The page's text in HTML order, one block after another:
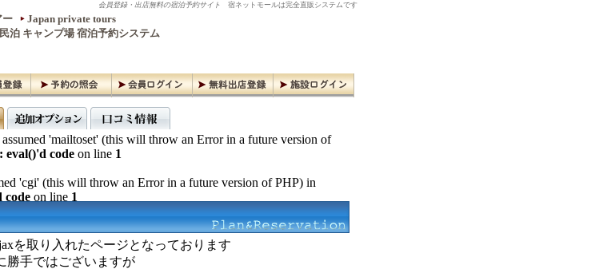
会員登録・出店無料の宿泊予約サイト 宿ネットモールは完全直販システムです
ー
Japan private tours
泊 キャンプ場 宿泊予約システム
'mailtoset' (this will throw an Error in a future version of
eval()'d code on line 1
'cgi' (this will throw an Error in a future version of PHP) in
code on line 1
を取り入れたページとなっております
手ではございますが